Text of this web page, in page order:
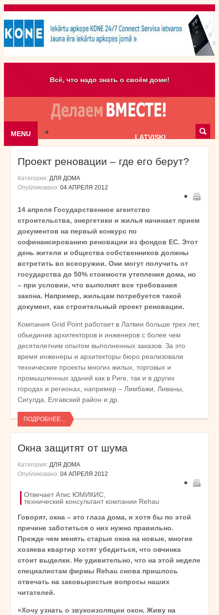
Всё, что надо знать о своём доме!
MENU LATVISKI
Skip to content
Проект реновации – где его берут?
Категория: ДЛЯ ДОМА
Опубликовано: 04 АПРЕЛЯ 2012
14 апреля Государственное агентство
строительства, энергетики и жилья начинает прием
документов на первый конкурс по
софинансированию реновации из фондов ЕС. Этот
день жители и общества собственников должны
встретить во всеоружии. Они могут получить от
государства до 50% стоимости утепления дома, но
– при условии, что выполнят все требования
закона. Например, жильцам потребуется такой
документ, как строительный проект реновации.
Компания Grid Рoint работает в Латвии больше трех лет,
обьединив архитекторов и инженеров с более чем
десятилетним опытом выполненных заказов. За это
время инженеры и архитекторы бюро реализовали
технические проекты многих жилых, торговых и
промышленных зданий как в Риге, так и в других
городах и регионах, например – Лимбажи, Ливаны,
Сигулда, Елгавский район и др.
ПОДРОБНЕЕ...
Окна защитят от шума
Категория: ДЛЯ ДОМА
Опубликовано: 04 АПРЕЛЯ 2012
Отвечает Атис ЮМИКИС,
технический консультант компании Rehau
Говорят, окна – это глаза дома, и хотя бы по этой
причине заботиться о них нужно правильно.
Прежде чем менять старые окна на новые, многие
хозяева квартир хотят убедиться, что овчинка
стоит выделки. Не удивительно, что на этой неделе
специалистам фирмы Rehau снова пришлось
отвечать на заковыристые вопросы наших
читателей.
«Хочу узнать о звукоизоляции окон. Живу на